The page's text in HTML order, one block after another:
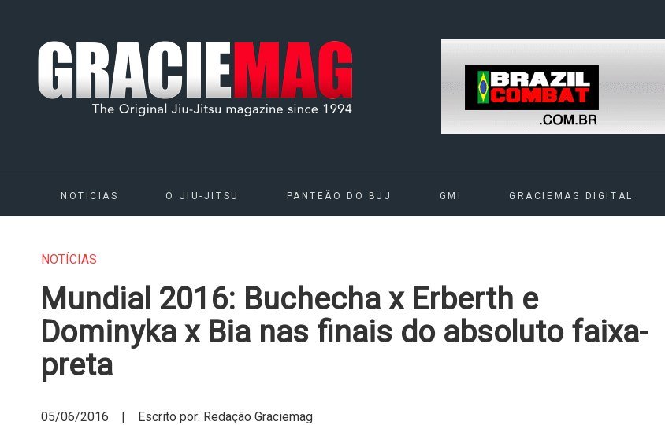
NOTÍCIAS O JIU-JITSU PANTEÃO DO BJJ GMI GRACIEMAG DIGITAL
NOTÍCIAS
Mundial 2016: Buchecha x Erberth e
Dominyka x Bia nas finais do absoluto faixa-
preta
05/06/2016 | Escrito por: Redação Graciemag